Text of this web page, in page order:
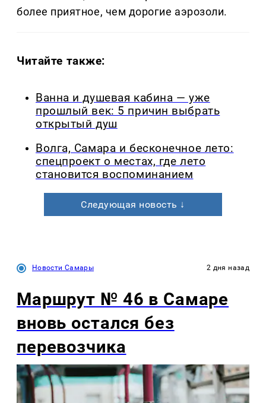
более приятное, чем дорогие аэрозоли.
Читайте также:
Ванна и душевая кабина — уже
прошлый век: 5 причин выбрать
открытый душ
Волга, Самара и бесконечное лето:
спецпроект о местах, где лето
становится воспоминанием
Следующая новость ↓
Новости Самары 2 дня назад
Маршрут № 46 в Самаре
вновь остался без
перевозчика